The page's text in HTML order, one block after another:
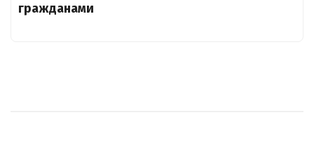
гражданами